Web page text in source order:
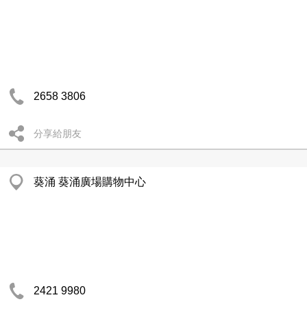
2658 3806
分享給朋友
葵涌 葵涌廣場購物中心
2421 9980